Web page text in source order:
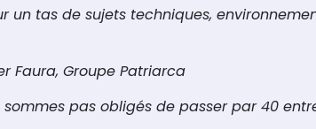
un tas de sujets techniques,
Faura, Groupe Patriarca
pas obligés de passer par 40